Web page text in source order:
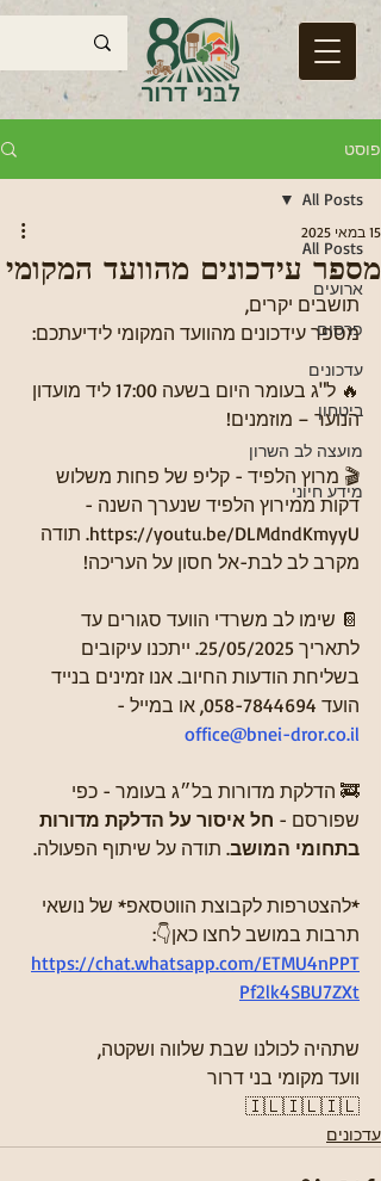
פוסט
All Posts
ארועים
פרסום
עדכונים
ביטחון
מועצה לב השרון
מידע חיוני
All Posts
מספר עידכונים מהוועד המקומי
15 במאי 2025
תושבים יקרים,
מספר עידכונים מהוועד המקומי לידיעתכם:
🔥 ל"ג בעומר היום בשעה 17:00 ליד מועדון
הנוער – מוזמנים!
🎬 מרוץ הלפיד - קליפ של פחות משלוש
דקות ממירוץ הלפיד שנערך השנה -
https://youtu.be/DLMdndKmyyU. תודה
מקרב לב לבת-אל חסון על העריכה!
📔 שימו לב משרדי הוועד סגורים עד
לתאריך 25/05/2025. ייתכנו עיקובים
בשליחת הודעות החיוב. אנו זמינים בנייד
הועד 058-7844694, או במייל -
office@bnei-dror.co.il
🚒 הדלקת מדורות בל״ג בעומר - כפי
שפורסם - חל איסור על הדלקת מדורות
בתחומי המושב. תודה על שיתוף הפעולה.
‏*להצטרפות לקבוצת הווטסאפ* של נושאי
תרבות במושב לחצו כאן👇:
https://chat.whatsapp.com/ETMU4nPPT
Pf2lk4SBU7ZXt‬
שתהיה לכולנו שבת שלווה ושקטה,
וועד מקומי בני דרור
🇮🇱🇮🇱🇮🇱
עדכונים